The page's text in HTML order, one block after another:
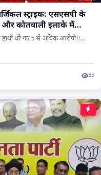
स्ट्राइक: एसएसपी के
और कोतवाली इलाके में
धरे गए 5 से अधिक आरोपी!!...
83